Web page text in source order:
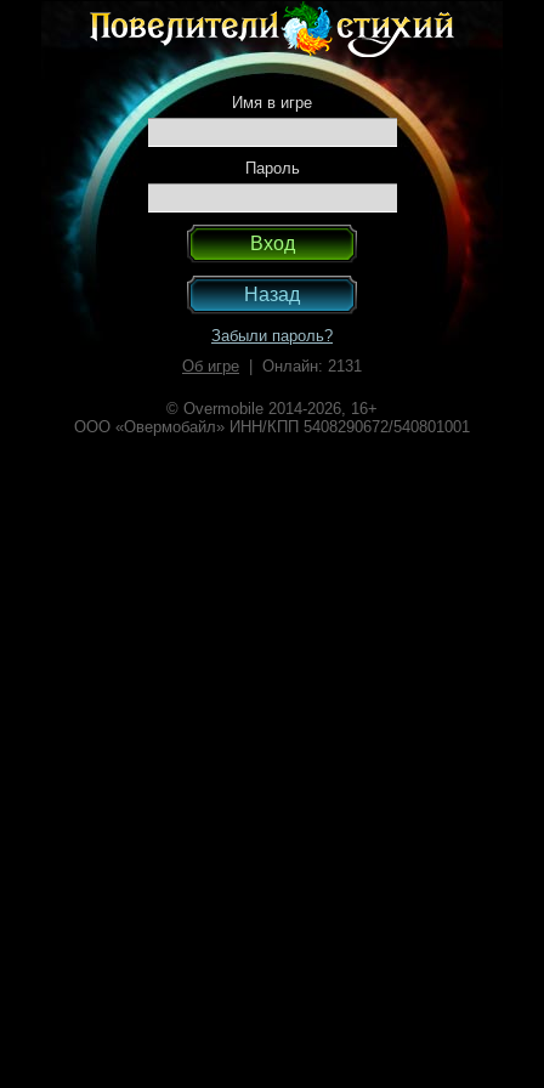
Имя в игре
Пароль
Назад
Забыли пароль?
Об игре | Онлайн: 2131
© Overmobile 2014-2026, 16+
ООО «Овермобайл» ИНН/КПП 5408290672/540801001